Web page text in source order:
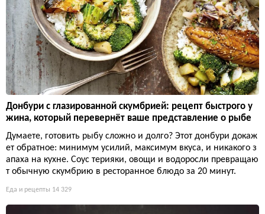
Донбури с глазированной скумбрией: рецепт быстрого у
жина, который перевернёт ваше представление о рыбе
Думаете, готовить рыбу сложно и долго? Этот донбури докаж
ет обратное: минимум усилий, максимум вкуса, и никакого з
апаха на кухне. Соус терияки, овощи и водоросли превращаю
т обычную скумбрию в ресторанное блюдо за 20 минут.
Еда и рецепты 14 329